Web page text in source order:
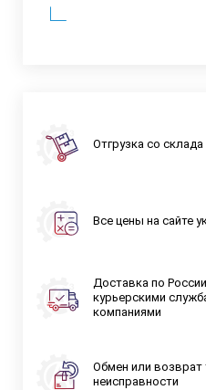
Отгрузка со склада
Все цены на сайте
Доставка по
курьерскими
компаниями
Обмен или возврат
неисправности